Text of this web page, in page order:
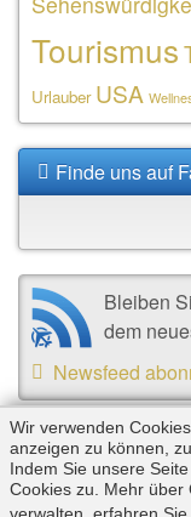
Tourismus
Urlauber USA
Finde uns auf
Bleiben
dem
Newsfeed
Copyright ©
Wir verwenden
anzeigen zu können,
Indem Sie unsere
Cookies zu. Mehr über
verwalten, erfahren